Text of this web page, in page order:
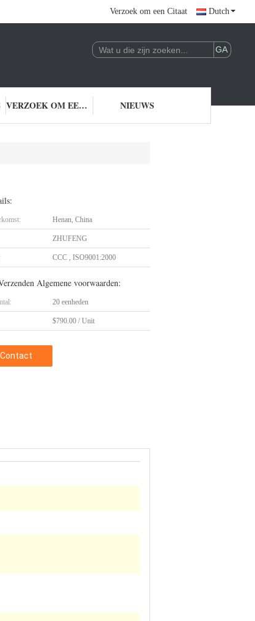
Verzoek om een Citaat Dutch
VERZOEK OM EEN CITAAT NIEUWS
Henan, China
ZHUFENG
CCC , ISO9001:2000
Algemene voorwaarden:
20 eenheden
$790.00 / Unit
Contact